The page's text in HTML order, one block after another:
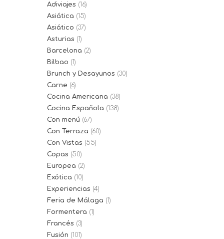
Adiviajes (16)
Asiática (15)
Asiático (37)
Asturias (1)
Barcelona (2)
Bilbao (1)
Brunch y Desayunos (30)
Carne (6)
Cocina Americana (38)
Cocina Española (138)
Con menú (67)
Con Terraza (60)
Con Vistas (55)
Copas (50)
Europea (2)
Exótica (10)
Experiencias (4)
Feria de Málaga (1)
Formentera (1)
Francés (3)
Fusión (101)